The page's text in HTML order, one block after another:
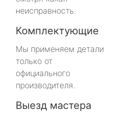
неисправность.
Комплектующие
Мы применяем детали
только от
официального
производителя.
Выезд мастера